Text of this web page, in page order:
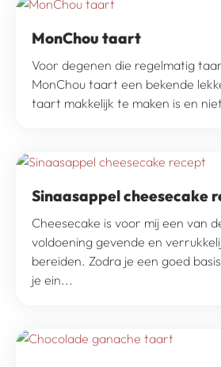
MonChou taart
Voor degenen die regelmatig
MonChou taart een bekende
taart makkelijk te maken is en
Sinaasappel cheesecake
Cheesecake is voor mij een van
voldoening gevende en
bereiden. Zodra je een goed
je ein...